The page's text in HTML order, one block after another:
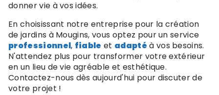
donner vie à vos idées.
En choisissant notre entreprise pour la création
de jardins à Mougins, vous optez pour un service
professionnel, fiable et adapté à vos besoins.
N'attendez plus pour transformer votre extérieur
en un lieu de vie agréable et esthétique.
Contactez-nous dès aujourd'hui pour discuter de
votre projet !